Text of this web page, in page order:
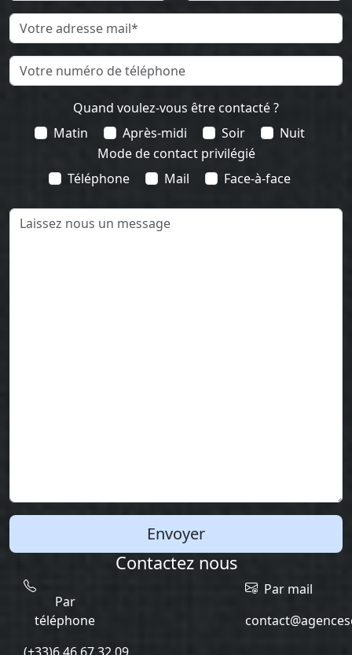
Quand voulez-vous être contacté ?
Matin
Après-midi Soir
Nuit
Mode de contact privilégié
Téléphone
Mail Face-à-face
Envoyer
Contactez nous
Par
téléphone
Par mail